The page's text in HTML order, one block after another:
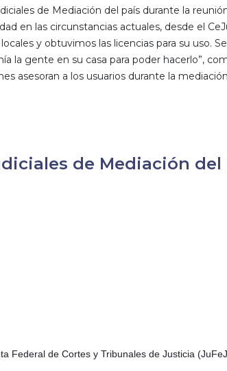
de Mediación del país durante la
en las circunstancias actuales, desde el
y obtuvimos las licencias para su uso.
la gente en su casa para poder hacerlo”,
asesoran a los usuarios durante la
de Mediación del
Federal de Cortes y Tribunales de Justicia